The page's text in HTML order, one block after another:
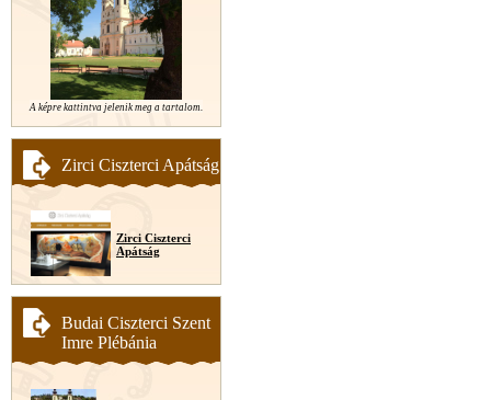
A képre kattintva jelenik meg a tartalom.
Zirci Ciszterci Apátság
Zirci Ciszterci
Apátság
Budai Ciszterci Szent
Imre Plébánia